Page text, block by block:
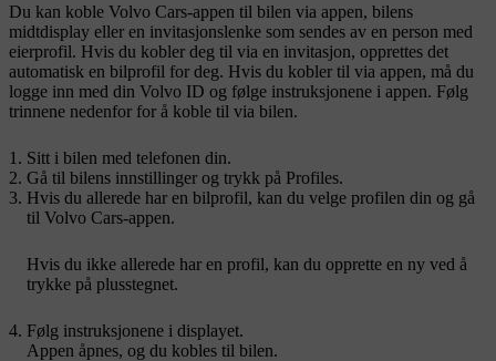
Du kan koble Volvo Cars-appen til bilen via appen, bilens
midtdisplay eller en invitasjonslenke som sendes av en person med
eierprofil. Hvis du kobler deg til via en invitasjon, opprettes det
automatisk en bilprofil for deg. Hvis du kobler til via appen, må du
logge inn med din Volvo ID og følge instruksjonene i appen. Følg
trinnene nedenfor for å koble til via bilen.
Sitt i bilen med telefonen din.
Gå til bilens innstillinger og trykk på Profiles.
Hvis du allerede har en bilprofil, kan du velge profilen din og gå
til Volvo Cars-appen.
Hvis du ikke allerede har en profil, kan du opprette en ny ved å
trykke på plusstegnet.
Følg instruksjonene i displayet.
Appen åpnes, og du kobles til bilen.